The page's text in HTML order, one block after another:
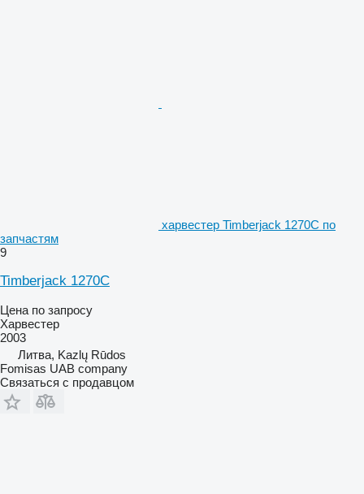
харвестер Timberjack 1270C по
запчастям
9
Timberjack 1270C
Цена по запросу
Харвестер
2003
Литва, Kazlų Rūdos
Fomisas UAB company
Связаться с продавцом